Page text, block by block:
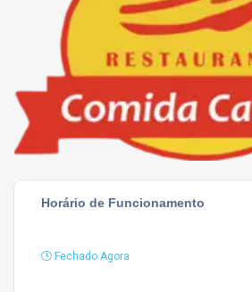
Horário de Funcionamento
Fechado Agora